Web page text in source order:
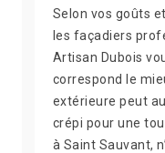
Selon vos goûts
les façadiers
Artisan Dubois
correspond le
extérieure peut
crépi pour une
à Saint Sauvant,